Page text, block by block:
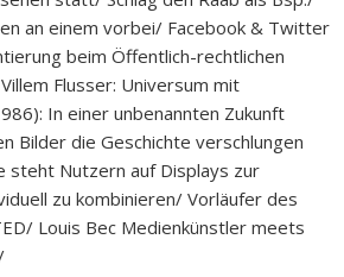
an einem vorbei/ Facebook & Twitter
beim Öffentlich-rechtlichen
Flusser: Universum mit
In einer unbenannten Zukunft
Bilder die Geschichte verschlungen
steht Nutzern auf Displays zur
zu kombinieren/ Vorläufer des
Louis Bec Medienkünstler meets